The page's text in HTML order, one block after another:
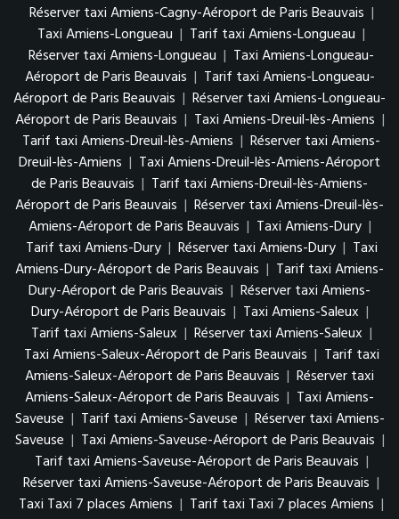
Réserver taxi Amiens-Cagny-Aéroport de Paris Beauvais |
Taxi Amiens-Longueau | Tarif taxi Amiens-Longueau |
Réserver taxi Amiens-Longueau | Taxi Amiens-Longueau-
Aéroport de Paris Beauvais | Tarif taxi Amiens-Longueau-
Aéroport de Paris Beauvais | Réserver taxi Amiens-Longueau-
Aéroport de Paris Beauvais | Taxi Amiens-Dreuil-lès-Amiens |
Tarif taxi Amiens-Dreuil-lès-Amiens | Réserver taxi Amiens-
Dreuil-lès-Amiens | Taxi Amiens-Dreuil-lès-Amiens-Aéroport
de Paris Beauvais | Tarif taxi Amiens-Dreuil-lès-Amiens-
Aéroport de Paris Beauvais | Réserver taxi Amiens-Dreuil-lès-
Amiens-Aéroport de Paris Beauvais | Taxi Amiens-Dury |
Tarif taxi Amiens-Dury | Réserver taxi Amiens-Dury | Taxi
Amiens-Dury-Aéroport de Paris Beauvais | Tarif taxi Amiens-
Dury-Aéroport de Paris Beauvais | Réserver taxi Amiens-
Dury-Aéroport de Paris Beauvais | Taxi Amiens-Saleux |
Tarif taxi Amiens-Saleux | Réserver taxi Amiens-Saleux |
Taxi Amiens-Saleux-Aéroport de Paris Beauvais | Tarif taxi
Amiens-Saleux-Aéroport de Paris Beauvais | Réserver taxi
Amiens-Saleux-Aéroport de Paris Beauvais | Taxi Amiens-
Saveuse | Tarif taxi Amiens-Saveuse | Réserver taxi Amiens-
Saveuse | Taxi Amiens-Saveuse-Aéroport de Paris Beauvais |
Tarif taxi Amiens-Saveuse-Aéroport de Paris Beauvais |
Réserver taxi Amiens-Saveuse-Aéroport de Paris Beauvais |
Taxi Taxi 7 places Amiens | Tarif taxi Taxi 7 places Amiens |